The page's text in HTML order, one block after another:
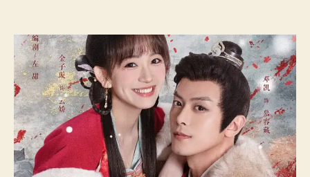
r
d
o
p
o
s
t
d
e
p
u
b
l
i
c
a
ç
G
o
v
e
r
n
o
r
’
s